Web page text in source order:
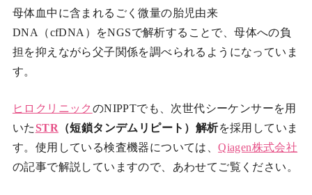
母体血中に含まれるごく微量の胎児由来
DNA（cfDNA）をNGSで解析することで、母体への負
担を抑えながら父子関係を調べられるようになっていま
す。
ヒロクリニック のNIPPTでも、次世代シーケンサーを用
いたSTR （短鎖タンデムリピート）解析を採用していま
す。使用している検査機器については、Qiagen株式会社
の記事で解説していますので、あわせてご覧ください。